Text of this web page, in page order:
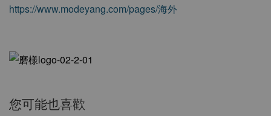
https://www.modeyang.com/pages/海外
您可能也喜歡